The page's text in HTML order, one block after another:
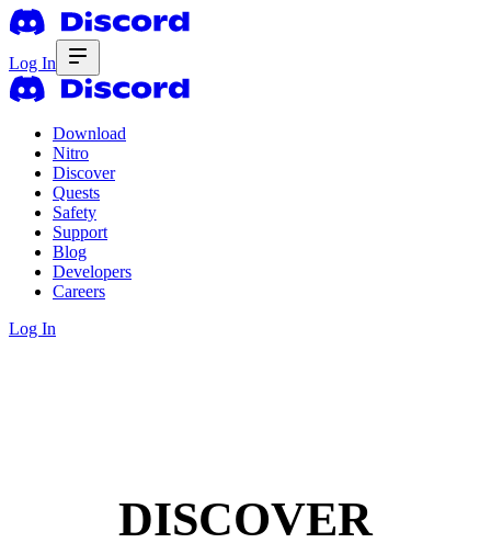
Log In
Download
Nitro
Discover
Quests
Safety
Support
Blog
Developers
Careers
Log In
DISCOVER